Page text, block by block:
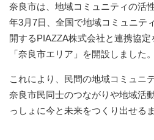
奈良市は、地域コミュニティの活
年3月7日、全国で地域コミュニテ
開するPIAZZA株式会社と連携協
「奈良市エリア」を開設しました。
これにより、民間の地域コミュニ
奈良市民同士のつながりや地域活
っしょに今と未来をつくり出せる